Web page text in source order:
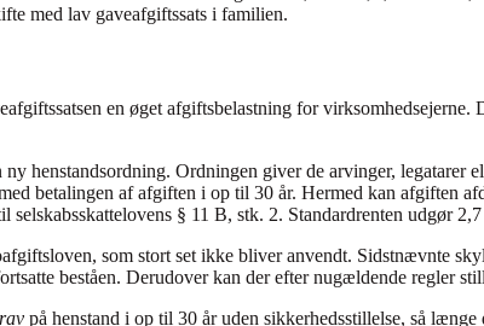
med lav gaveafgiftssats i familien.
en øget afgiftsbelastning for
henstandsordning. Ordningen giver de arvinger,
betalingen af afgiften i op til 30 år. Hermed kan afgiften
§ 11 B, stk. 2. Standardrenten udgør
som stort set ikke bliver anvendt. Sidstnævnte
beståen. Derudover kan der efter nugældende regler
på henstand i op til 30 år uden sikkerhedsstillelse, så